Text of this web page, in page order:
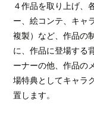
４作品を取り上げ、
ー、絵コンテ、キャ
複製）など、作品の
に、作品に登場する
ーナーの他、作品の
場特典としてキャラ
置します。